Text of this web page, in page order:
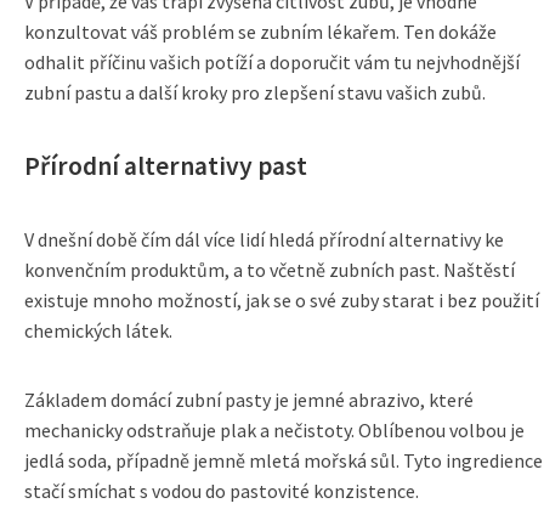
konzultovat váš problém se zubním lékařem. Ten dokáže
odhalit příčinu vašich potíží a doporučit vám tu nejvhodnější
zubní pastu a další kroky pro zlepšení stavu vašich zubů.
Přírodní alternativy past
V dnešní době čím dál více lidí hledá přírodní alternativy ke
konvenčním produktům, a to včetně zubních past. Naštěstí
existuje mnoho možností, jak se o své zuby starat i bez použití
chemických látek.
Základem domácí zubní pasty je jemné abrazivo, které
mechanicky odstraňuje plak a nečistoty. Oblíbenou volbou je
jedlá soda, případně jemně mletá mořská sůl. Tyto ingredience
stačí smíchat s vodou do pastovité konzistence.